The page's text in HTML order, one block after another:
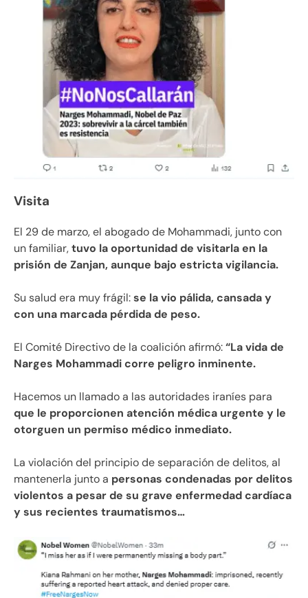
Visita
El 29 de marzo, el abogado de Mohammadi, junto con
un familiar,tuvo la oportunidad de visitarla en la
prisión de Zanjan, aunque bajo estricta vigilancia.
Su salud era muy frágil:se la vio pálida, cansada y
con una marcada pérdida de peso.
El Comité Directivo de la coalición afirmó:“La vida de
Narges Mohammadi corre peligro inminente.
Hacemos un llamado a las autoridades iraníes para
que le proporcionen atención médica urgente y le
otorguen un permiso médico inmediato.
La violación del principio de separación de delitos, al
mantenerla junto a personas condenadas por delitos
violentos a pesar de su grave enfermedad cardíaca
y sus recientes traumatismos…